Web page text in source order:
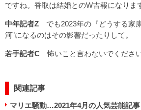
ですね。香取は結婚とのW吉報になりま
中年記者Z でも2023年の 『どうする家
河”になるのはその影響だったりして。
若手記者C 怖いこと言わないでください
関連記事
マリエ騒動…2021年4月の人気芸能記事